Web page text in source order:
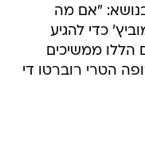
"אם מה
כדי להגיע
הללו ממשיכים
הטרי רוברטו די